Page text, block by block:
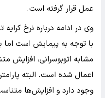
عمل قرار گرفته است.
وی در ادامه درباره نرخ
با توجه به پیمایش است
مشابه اتوبوسرانی، افزایش
اعمال شده است. البته
وجود دارد و افزایش‌ها